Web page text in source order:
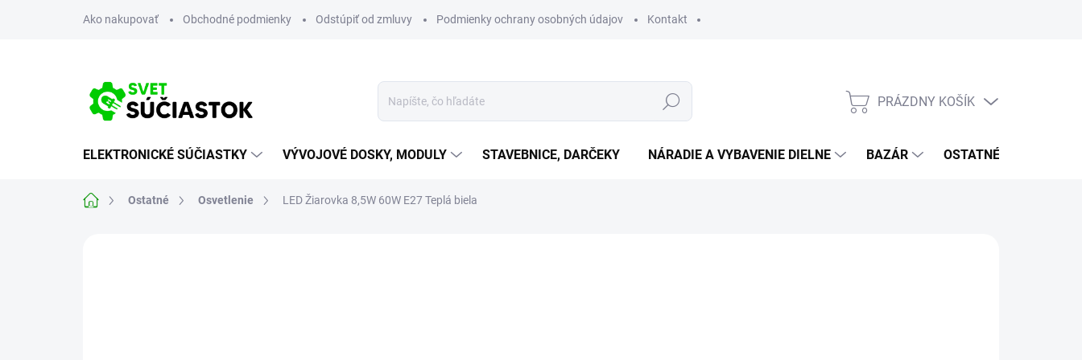
Ako nakupovať Obchodné podmienky Odstúpiť od zmluvy Podmienky ochrany osobných údajov Kontakt
Hľadať
NÁKUPNÝ
PRÁZDNY KOŠÍK
ELEKTRONICKÉ SÚČIASTKY VÝVOJOVÉ DOSKY, MODULY STAVEBNICE, DARČEKY NÁRADIE A VYBAVENIE DIELNE BAZÁR OSTATNÉ
DomovOstatné Osvetlenie LED Žiarovka 8,5W 60W E27 Teplá biela